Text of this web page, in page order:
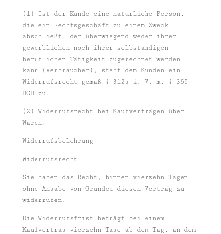
(1) Ist der Kunde eine natürliche Person,
die ein Rechtsgeschäft zu einem Zweck
abschließt, der überwiegend weder ihrer
gewerblichen noch ihrer selbständigen
beruflichen Tätigkeit zugerechnet werden
kann (Verbraucher), steht dem Kunden ein
Widerrufsrecht gemäß § 312g i. V. m. § 355
BGB zu.
(2) Widerrufsrecht bei Kaufverträgen über
Waren:
Widerrufsbelehrung
Widerrufsrecht
Sie haben das Recht, binnen vierzehn Tagen
ohne Angabe von Gründen diesen Vertrag zu
widerrufen.
Die Widerrufsfrist beträgt bei einem
Kaufvertrag vierzehn Tage ab dem Tag, an dem